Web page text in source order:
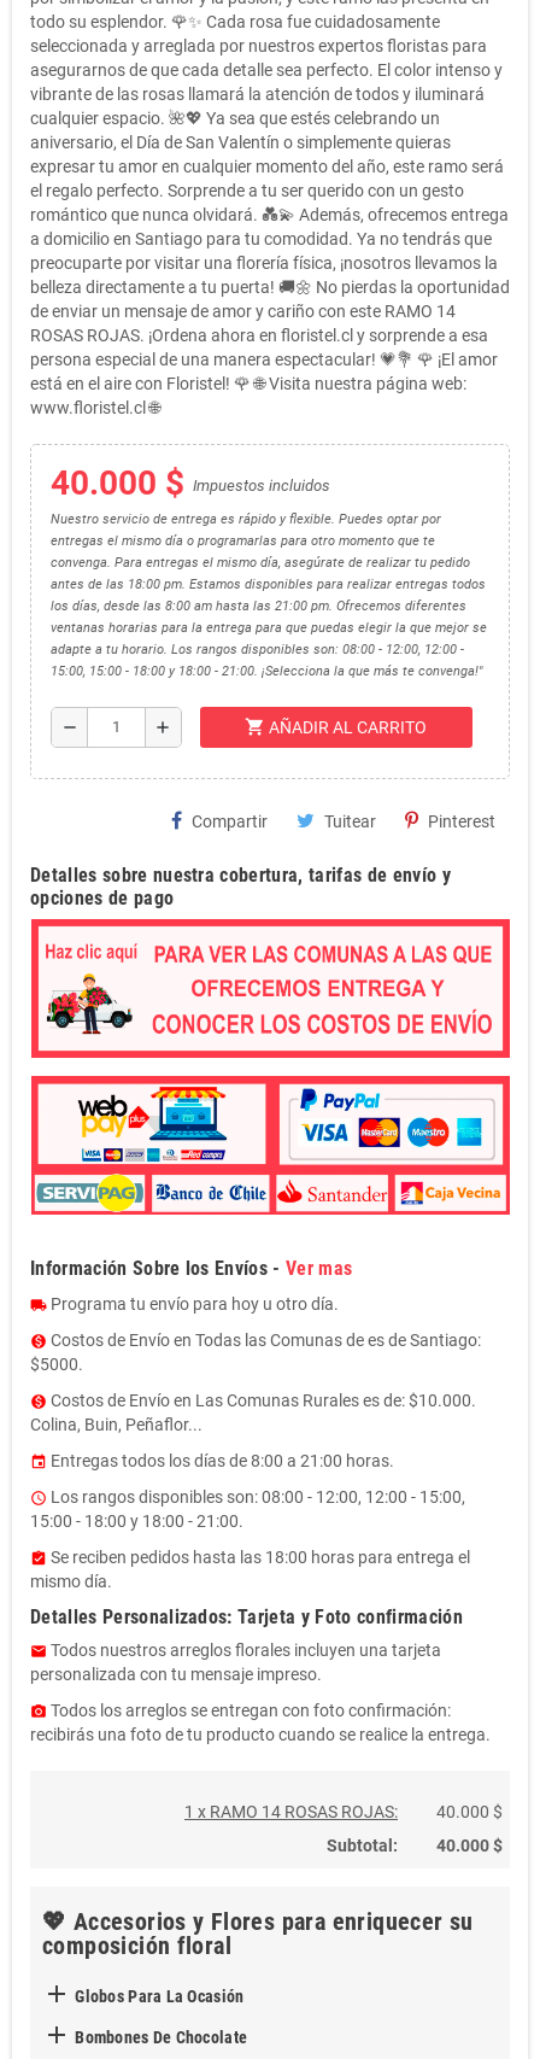
todo su esplendor. 🌹✨ Cada rosa fue cuidadosamente
seleccionada y arreglada por nuestros expertos floristas para
asegurarnos de que cada detalle sea perfecto. El color intenso y
vibrante de las rosas llamará la atención de todos y iluminará
cualquier espacio. 🌺💖 Ya sea que estés celebrando un
aniversario, el Día de San Valentín o simplemente quieras
expresar tu amor en cualquier momento del año, este ramo será
el regalo perfecto. Sorprende a tu ser querido con un gesto
romántico que nunca olvidará. 💑💫 Además, ofrecemos entrega
a domicilio en Santiago para tu comodidad. Ya no tendrás que
preocuparte por visitar una florería física, ¡nosotros llevamos la
belleza directamente a tu puerta! 🚚🌼 No pierdas la oportunidad
de enviar un mensaje de amor y cariño con este RAMO 14
ROSAS ROJAS. ¡Ordena ahora en floristel.cl y sorprende a esa
persona especial de una manera espectacular! 💗💐 🌹 ¡El amor
está en el aire con Floristel! 🌹 🌐 Visita nuestra página web:
www.floristel.cl 🌐
40.000 $ Impuestos incluidos
Nuestro servicio de entrega es rápido y flexible. Puedes optar por
entregas el mismo día o programarlas para otro momento que te
convenga. Para entregas el mismo día, asegúrate de realizar tu pedido
antes de las 18:00 pm. Estamos disponibles para realizar entregas todos
los días, desde las 8:00 am hasta las 21:00 pm. Ofrecemos diferentes
ventanas horarias para la entrega para que puedas elegir la que mejor se
adapte a tu horario. Los rangos disponibles son: 08:00 - 12:00, 12:00 -
15:00, 15:00 - 18:00 y 18:00 - 21:00. ¡Selecciona la que más te convenga!"
remove add shopping_cart AÑADIR AL CARRITO
Compartir Tuitear Pinterest
Detalles sobre nuestra cobertura, tarifas de envío y
opciones de pago
Información Sobre los Envíos -Ver mas
local_shipping Programa tu envío para hoy u otro día.
monetization_on Costos de Envío en Todas las Comunas de es de Santiago:
$5000.
monetization_on Costos de Envío en Las Comunas Rurales es de: $10.000.
Colina, Buin, Peñaflor...
event Entregas todos los días de 8:00 a 21:00 horas.
access_time Los rangos disponibles son: 08:00 - 12:00, 12:00 - 15:00,
15:00 - 18:00 y 18:00 - 21:00.
assignment_turned_in Se reciben pedidos hasta las 18:00 horas para entrega el
mismo día.
Detalles Personalizados: Tarjeta y Foto confirmación
email Todos nuestros arreglos florales incluyen una tarjeta
personalizada con tu mensaje impreso.
photo_camera Todos los arreglos se entregan con foto confirmación:
recibirás una foto de tu producto cuando se realice la entrega.
1 x RAMO 14 ROSAS ROJAS:
40.000 $
Subtotal:
40.000 $
💖 Accesorios y Flores para enriquecer su
composición floral
 Globos Para La Ocasión
 Bombones De Chocolate